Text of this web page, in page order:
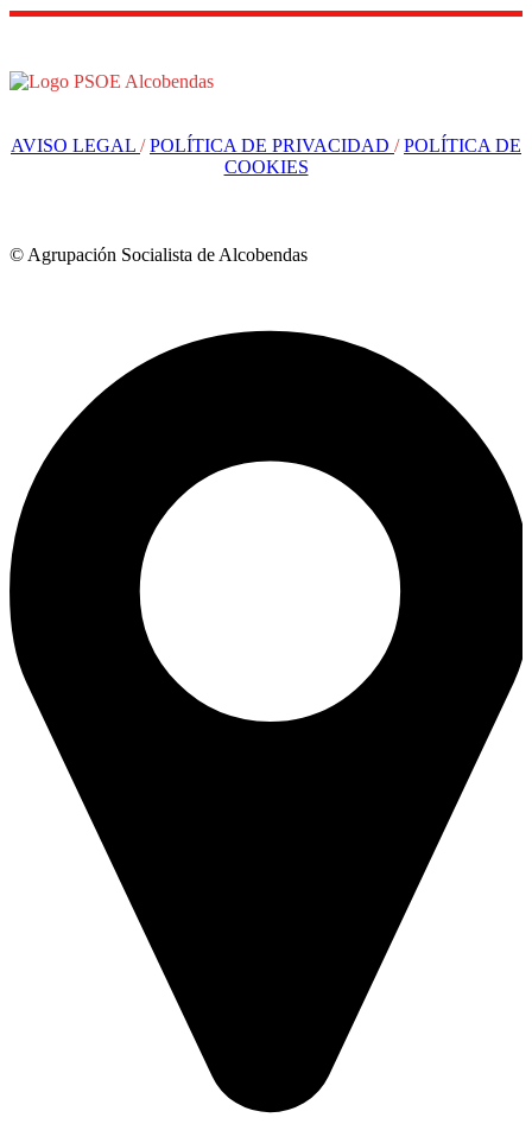
AVISO LEGAL /POLÍTICA DE PRIVACIDAD /POLÍTICA DE
COOKIES
© Agrupación Socialista de Alcobendas